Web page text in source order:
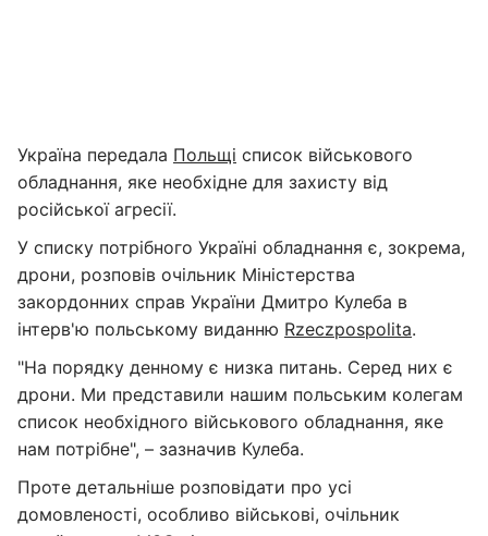
Україна передала Польщі список військового
обладнання, яке необхідне для захисту від
російської агресії.
У списку потрібного Україні обладнання є, зокрема,
дрони, розповів очільник Міністерства
закордонних справ України Дмитро Кулеба в
інтерв'ю польському виданню Rzeczpospolita.
"На порядку денному є низка питань. Серед них є
дрони. Ми представили нашим польським колегам
список необхідного військового обладнання, яке
нам потрібне", – зазначив Кулеба.
Проте детальніше розповідати про усі
домовленості, особливо військові, очільник